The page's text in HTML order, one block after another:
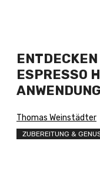
ESPRESSO
ANWENDUNG
Thomas Weinstädter
ZUBEREITUNG &